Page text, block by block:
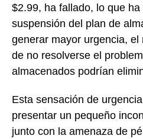
$2.99, ha fallado, lo que
suspensión del plan de
generar mayor urgencia, el
de no resolverse el
almacenados podrían
Esta sensación de
presentar un pequeño
junto con la amenaza de